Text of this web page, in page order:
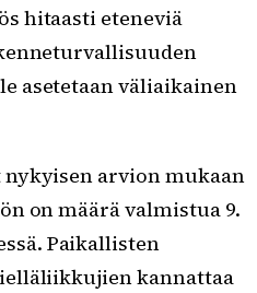
hitaasti eteneviä
asetetaan väliaikainen
arvion mukaan
on määrä valmistua 9.
Paikallisten
kannattaa